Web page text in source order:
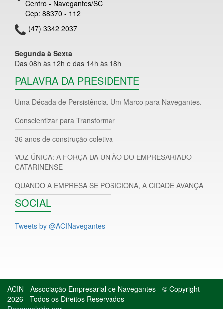
Centro - Navegantes/SC
Cep: 88370 - 112
(47) 3342 2037
Segunda à Sexta
Das 08h às 12h e das 14h às 18h
PALAVRA DA PRESIDENTE
Uma Década de Persistência. Um Marco para Navegantes.
Conscientizar para Transformar
36 anos de construção coletiva
VOZ ÚNICA: A FORÇA DA UNIÃO DO EMPRESARIADO
CATARINENSE
QUANDO A EMPRESA SE POSICIONA, A CIDADE AVANÇA
SOCIAL
Tweets by @ACINavegantes
ACIN - Associação Empresarial de Navegantes - © Copyright
2026 - Todos os Direitos Reservados